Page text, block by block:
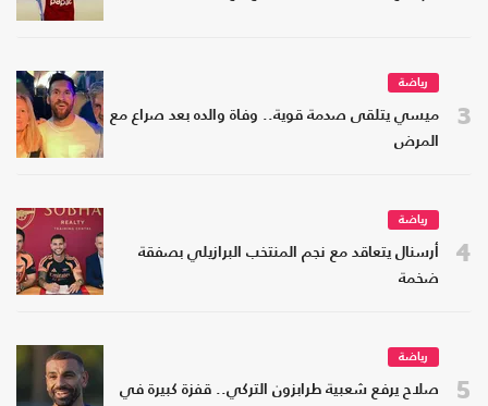
3
رياضة
ميسي يتلقى صدمة قوية.. وفاة والده بعد صراع مع
المرض
4
رياضة
أرسنال يتعاقد مع نجم المنتخب البرازيلي بصفقة
ضخمة
5
رياضة
صلاح يرفع شعبية طرابزون التركي.. قفزة كبيرة في